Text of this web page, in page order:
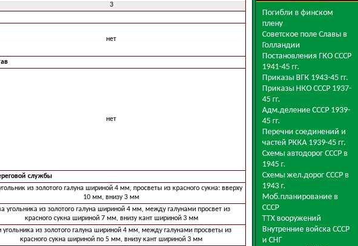
3
нет
нет
службы
из золотого галуна шириной 4 мм, просветы из красного сукна: вверху
10 мм, внизу 3 мм
угольника из золотого галуна шириной 4 мм, между галунами просвет из
красного сукна шириной 7 мм, внизу кант шириной 3 мм
угольника из золотого галуна шириной 4 мм, между галунами просветы из
красного сукна шириной по 5 мм, внизу кант шириной 3 мм
Погибли в финском
плену
Советское поле Славы в
Голландии
Постановления ГКО СССР
1941-45 гг.
Приказы ВГК 1943-45 гг.
Приказы НКО СССР 1937-
45 гг.
Адм.деление СССР 1939-
45 гг.
Перечни соединений и
частей РККА 1939-45 гг.
Схемы автодорог СССР в
1945 г.
Схемы жел.дорог СССР в
1943 г.
Моб.планирование в
СССР
ТТХ вооружений
Внутренние войска СССР
и СНГ